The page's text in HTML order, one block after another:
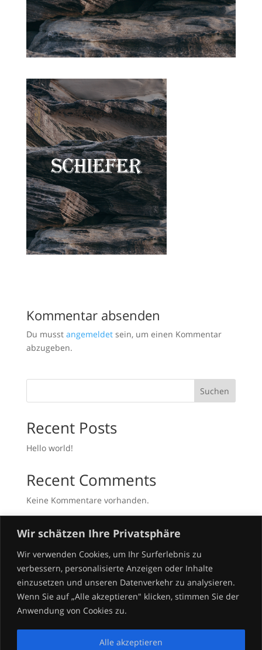
Wir schätzen Ihre Privatsphäre
Wir verwenden Cookies, um Ihr Surferlebnis zu
verbessern, personalisierte Anzeigen oder Inhalte
einzusetzen und unseren Datenverkehr zu analysieren.
Wenn Sie auf „Alle akzeptieren" klicken, stimmen Sie der
Anwendung von Cookies zu.
Alle akzeptieren
Kommentar absenden
Du musst angemeldetsein, um einen Kommentar
abzugeben.
Suchen
Recent Posts
Hello world!
Recent Comments
Keine Kommentare vorhanden.
Impressum
Datenschutzerklärung